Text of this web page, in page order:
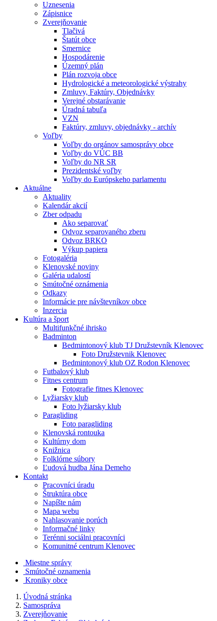
Uznesenia
Zápisnice
Zverejňovanie
Tlačivá
Štatút obce
Smernice
Hospodárenie
Územný plán
Plán rozvoja obce
Hydrologické a meteorologické výstrahy
Zmluvy, Faktúry, Objednávky
Verejné obstarávanie
Úradná tabuľa
VZN
Faktúry, zmluvy, objednávky - archív
Voľby
Voľby do orgánov samosprávy obce
Voľby do VÚC BB
Voľby do NR SR
Prezidentské voľby
Voľby do Európskeho parlamentu
Aktuálne
Aktuality
Kalendár akcií
Zber odpadu
Ako separovať
Odvoz separovaného zberu
Odvoz BRKO
Výkup papiera
Fotogaléria
Klenovské noviny
Galéria udalostí
Smútočné oznámenia
Odkazy
Informácie pre návštevníkov obce
Inzercia
Kultúra a šport
Multifunkčné ihrisko
Badminton
Bedmintonový klub TJ Družstevník Klenovec
Foto Družstevnik Klenovec
Bedmintonový klub OZ Rodon Klenovec
Futbalový klub
Fitnes centrum
Fotografie fitnes Klenovec
Lyžiarsky klub
Foto lyžiarsky klub
Paragliding
Foto paragliding
Klenovská rontouka
Kultúrny dom
Knižnica
Folklórne súbory
Ľudová hudba Jána Demeho
Kontakt
Pracovníci úradu
Štruktúra obce
Napíšte nám
Mapa webu
Nahlasovanie porúch
Informačné linky
Terénni sociálni pracovníci
Komunitné centrum Klenovec
Miestne správy
Smútočné oznamenia
Kroniky obce
Úvodná stránka
Samospráva
Zverejňovanie